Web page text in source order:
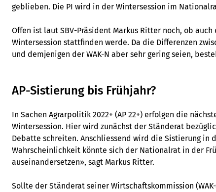
geblieben. Die PI wird in der Wintersession im
Offen ist laut SBV-Präsident Markus Ritter noch, ob
Wintersession stattfinden werde. Da die Differenzen
und demjenigen der WAK-N aber sehr gering seien,
AP-Sistierung bis Frühjahr?
In Sachen Agrarpolitik 2022+ (AP 22+) erfolgen die
Wintersession. Hier wird zunächst der Ständerat
Debatte schreiten. Anschliessend wird die Sistierung in
Wahrscheinlichkeit könnte sich der Nationalrat in der
auseinandersetzen», sagt Markus Ritter.
Sollte der Ständerat seiner Wirtschaftskommission